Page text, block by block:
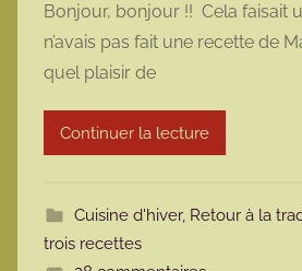
r
m
r
t
Bonjour, bonjour !! Cela faisait
n’avais pas fait une recette de
quel plaisir de
Continuer la lecture
Cuisine d'hiver, Retour à la
trois recettes